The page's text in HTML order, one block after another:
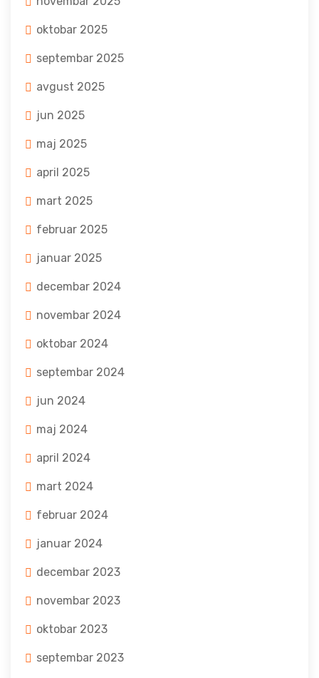
oktobar 2025
septembar 2025
avgust 2025
jun 2025
maj 2025
april 2025
mart 2025
februar 2025
januar 2025
decembar 2024
novembar 2024
oktobar 2024
septembar 2024
jun 2024
maj 2024
april 2024
mart 2024
februar 2024
januar 2024
decembar 2023
novembar 2023
oktobar 2023
septembar 2023